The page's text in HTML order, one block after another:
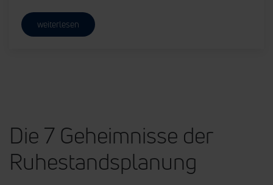
weiterlesen
Die 7 Geheimnisse der
Ruhestandsplanung